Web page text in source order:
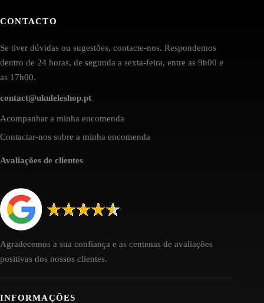
CONTACTO
Se tiver dúvidas ou sugestões, contacte-nos. Respondemos
dentro de 24 horas, de segunda a sexta-feira, entre as 9h00 e
as 17h00.
contact@ukuleleshop.pt
Acompanhar a minha encomenda
Contactar-nos sobre a minha encomenda
Avaliações de clientes
Agradecemos a sua confiança e as centenas de avaliações
positivas dos nossos clientes.
INFORMAÇÕES